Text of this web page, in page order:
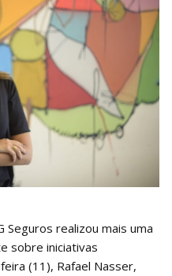
Seguros realizou mais uma
sobre iniciativas
(11), Rafael Nasser,